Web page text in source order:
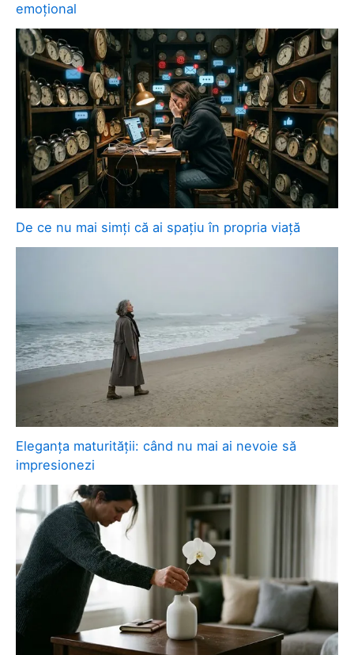
emoțional
De ce nu mai simți că ai spațiu în propria viață
Eleganța maturității: când nu mai ai nevoie să
impresionezi